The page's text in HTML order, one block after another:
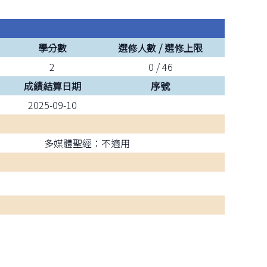
學分數
選修人數 / 選修上限
2
0 / 46
成績結算日期
序號
2025-09-10
多媒體聖經：不適用